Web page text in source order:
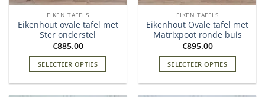
EIKEN TAFELS
Eikenhout ovale tafel met
Ster onderstel
€885.00
SELECTEER OPTIES
EIKEN TAFELS
Eikenhout Ovale tafel met
Matrixpoot ronde buis
€895.00
SELECTEER OPTIES